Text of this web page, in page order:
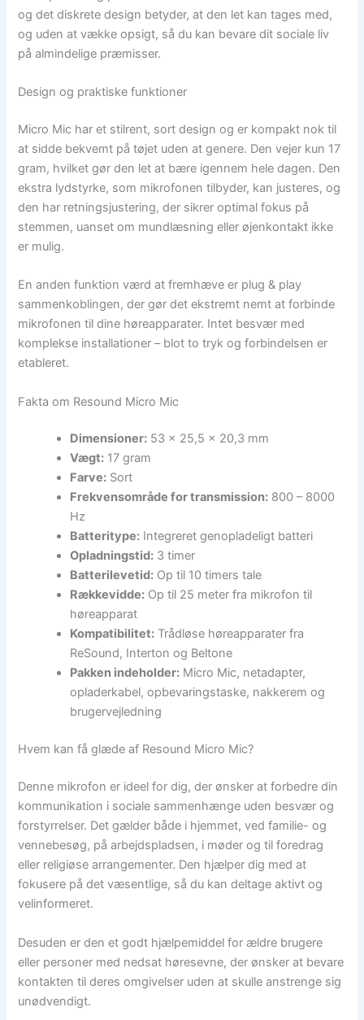
og det diskrete design betyder, at den let kan tages med,
og uden at vække opsigt, så du kan bevare dit sociale liv
på almindelige præmisser.
Design og praktiske funktioner
Micro Mic har et stilrent, sort design og er kompakt nok til
at sidde bekvemt på tøjet uden at genere. Den vejer kun 17
gram, hvilket gør den let at bære igennem hele dagen. Den
ekstra lydstyrke, som mikrofonen tilbyder, kan justeres, og
den har retningsjustering, der sikrer optimal fokus på
stemmen, uanset om mundlæsning eller øjenkontakt ikke
er mulig.
En anden funktion værd at fremhæve er plug & play
sammenkoblingen, der gør det ekstremt nemt at forbinde
mikrofonen til dine høreapparater. Intet besvær med
komplekse installationer – blot to tryk og forbindelsen er
etableret.
Fakta om Resound Micro Mic
Dimensioner: 53 x 25,5 x 20,3 mm
Vægt: 17 gram
Farve: Sort
Frekvensområde for transmission: 800 – 8000
Hz
Batteritype: Integreret genopladeligt batteri
Opladningstid: 3 timer
Batterilevetid: Op til 10 timers tale
Rækkevidde: Op til 25 meter fra mikrofon til
høreapparat
Kompatibilitet: Trådløse høreapparater fra
ReSound, Interton og Beltone
Pakken indeholder: Micro Mic, netadapter,
opladerkabel, opbevaringstaske, nakkerem og
brugervejledning
Hvem kan få glæde af Resound Micro Mic?
Denne mikrofon er ideel for dig, der ønsker at forbedre din
kommunikation i sociale sammenhænge uden besvær og
forstyrrelser. Det gælder både i hjemmet, ved familie- og
vennebesøg, på arbejdspladsen, i møder og til foredrag
eller religiøse arrangementer. Den hjælper dig med at
fokusere på det væsentlige, så du kan deltage aktivt og
velinformeret.
Desuden er den et godt hjælpemiddel for ældre brugere
eller personer med nedsat høresevne, der ønsker at bevare
kontakten til deres omgivelser uden at skulle anstrenge sig
unødvendigt.